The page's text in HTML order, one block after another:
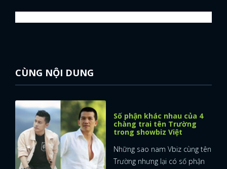
CÙNG NỘI DUNG
Số phận khác nhau của 4
chàng trai tên Trường
trong showbiz Việt
Những sao nam Vbiz cùng tên
Trường nhưng lại có số phận